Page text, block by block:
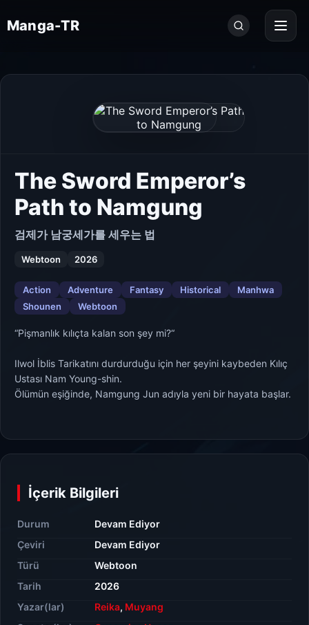
Manga-TR
Seri
ara...
The Sword Emperor’s
Path to Namgung
검제가 남궁세가를 세우는 법
Webtoon 2026
Action Adventure Fantasy Historical
Manhwa
Shounen
Webtoon
“Pişmanlık kılıçta kalan son şey mi?“
Ilwol İblis Tarikatını durdurduğu için her şeyini kaybeden Kılıç
Ustası Nam Young-shin.
Ölümün eşiğinde, Namgung Jun adıyla yeni bir hayata başlar.
İçerik Bilgileri
Durum
Devam Ediyor
Çeviri
Devam Ediyor
Türü
Webtoon
Tarih
2026
Yazar(lar)
Reika, Muyang